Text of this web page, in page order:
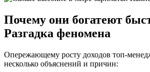
Почему они богатеют
Разгадка феномена
Опережающему росту доходов топ-
несколько объяснений и причин: